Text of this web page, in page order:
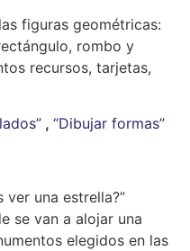
figuras geométricas:
rombo y
recursos, tarjetas,
, “Dibujar formas”
ver una estrella?”
se van a alojar una
elegidos en las